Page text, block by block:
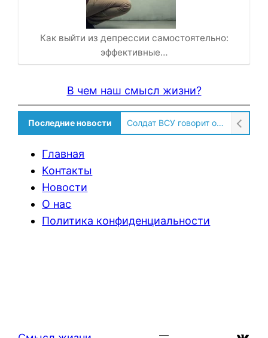
Как выйти из депрессии самостоятельно:
эффективные…
В чем наш смысл жизни?
Последние новости Солдат ВСУ говорит о том, чтобы продавали топливо для ремонта техники в Угледаре
Главная
Контакты
Новости
О нас
Политика конфиденциальности